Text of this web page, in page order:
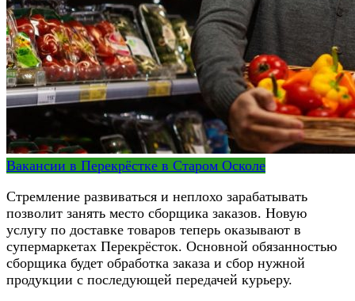
Вакансии в Перекрёстке в Старом Осколе
Стремление развиваться и неплохо зарабатывать
позволит занять место сборщика заказов. Новую
услугу по доставке товаров теперь оказывают в
супермаркетах Перекрёсток. Основной обязанностью
сборщика будет обработка заказа и сбор нужной
продукции с последующей передачей курьеру.